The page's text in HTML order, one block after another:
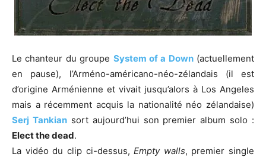
Le chanteur du groupe System of a Down(actuellement
en pause), l’Arméno-américano-néo-zélandais (il est
d’origine Arménienne et vivait jusqu’alors à Los Angeles
mais a récemment acquis la nationalité néo zélandaise)
Serj Tankiansort aujourd’hui son premier album solo :
Elect the dead.
La vidéo du clip ci-dessus,Empty walls, premier single